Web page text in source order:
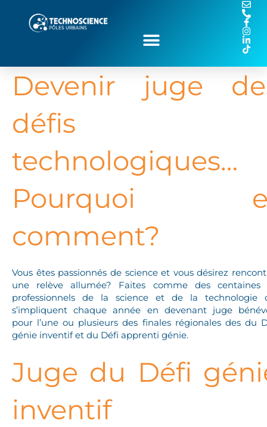
Devenir juge
défis
technologiques…
Pourquoi
comment?
Vous êtes passionnés de science et vous désirez
une relève allumée? Faites comme des centaines
professionnels de la science et de la technologie
s’impliquent chaque année en devenant juge
pour l’une ou plusieurs des finales régionales des du
génie inventif et du Défi apprenti génie.
Juge du Défi
inventif